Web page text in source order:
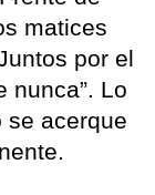
matices
por el
nunca”. Lo
se acerque